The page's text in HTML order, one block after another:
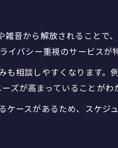
音から解放されることで
バシー重視のサービスが特
相談しやすくなります。
ズが高まっていることがわ
ースがあるため、スケジュ